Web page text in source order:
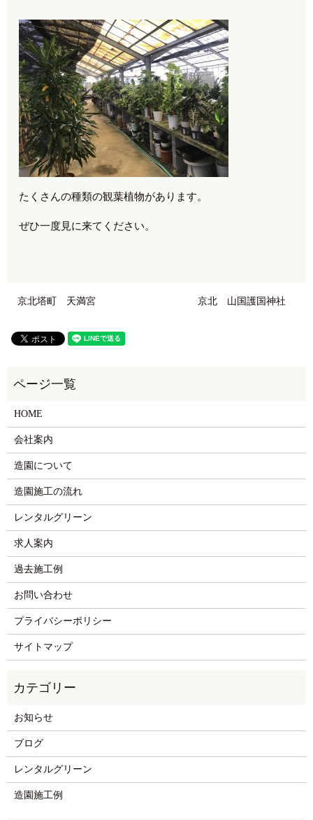
たくさんの種類の観葉植物があります。
ぜひ一度見に来てください。
京北塔町 天満宮 京北 山国護国神社
HOME
会社案内
造園について
造園施工の流れ
レンタルグリーン
求人案内
過去施工例
お問い合わせ
プライバシーポリシー
サイトマップ
お知らせ
ブログ
レンタルグリーン
造園施工例